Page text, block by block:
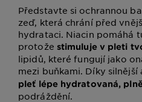
Představte si ochrannou
zeď, která chrání před
hydrataci. Niacin pomáhá
protože stimuluje v pleti
lipidů, které fungují jako
mezi buňkami. Díky
pleť lépe hydratovaná,
podráždění.